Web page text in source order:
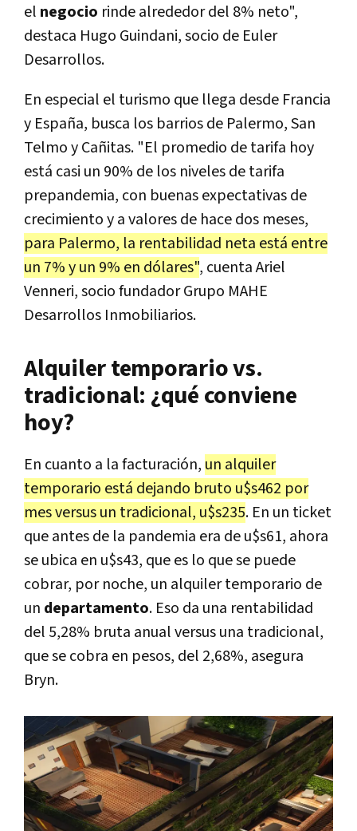
el negocio rinde alrededor del 8% neto",
destaca Hugo Guindani, socio de Euler
Desarrollos.
En especial el turismo que llega desde Francia
y España, busca los barrios de Palermo, San
Telmo y Cañitas. "El promedio de tarifa hoy
está casi un 90% de los niveles de tarifa
prepandemia, con buenas expectativas de
crecimiento y a valores de hace dos meses,
para Palermo, la rentabilidad neta está entre
un 7% y un 9% en dólares", cuenta Ariel
Venneri, socio fundador Grupo MAHE
Desarrollos Inmobiliarios.
Alquiler temporario vs.
tradicional: ¿qué conviene
hoy?
En cuanto a la facturación, un alquiler
temporario está dejando bruto u$s462 por
mes versus un tradicional, u$s235. En un ticket
que antes de la pandemia era de u$s61, ahora
se ubica en u$s43, que es lo que se puede
cobrar, por noche, un alquiler temporario de
un departamento. Eso da una rentabilidad
del 5,28% bruta anual versus una tradicional,
que se cobra en pesos, del 2,68%, asegura
Bryn.